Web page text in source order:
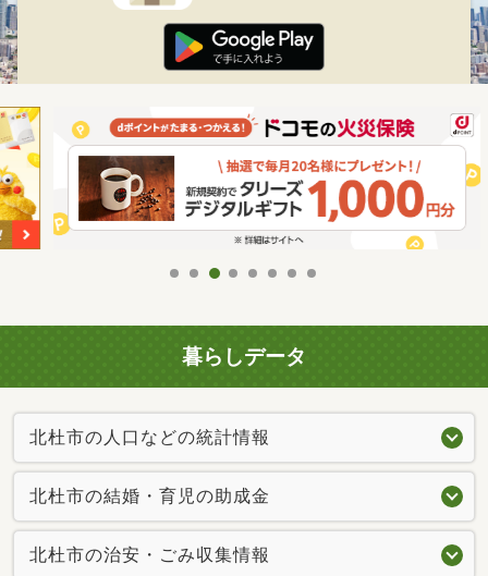
暮らしデータ
北杜市の人口などの統計情報
北杜市の結婚・育児の助成金
北杜市の治安・ごみ収集情報